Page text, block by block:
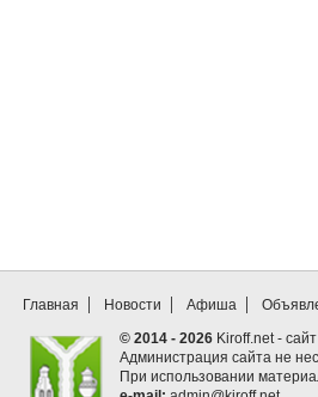
Главная Новости Афиша
© 2014 - 2026 Kiroff.net -
Администрация сайта не
При использовании